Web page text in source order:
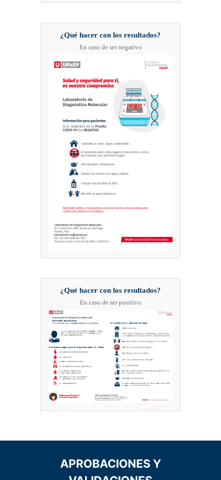
¿Qué hacer con los resultados?
En caso de ser negativo
¿Qué hacer con los resultados?
En caso de ser positivo
APROBACIONES Y